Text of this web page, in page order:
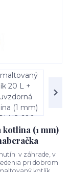
(1 mm)
v záhrade, v
pri dobrom